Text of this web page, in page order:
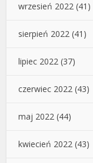
wrzesień 2022 (41)
sierpień 2022 (41)
lipiec 2022 (37)
czerwiec 2022 (43)
maj 2022 (44)
kwiecień 2022 (43)